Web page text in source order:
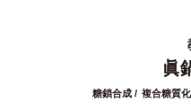
眞
糖鎖合成 複合糖質